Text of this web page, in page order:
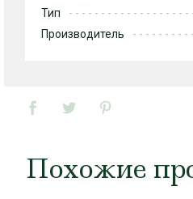
Тип
Производитель
Похожие